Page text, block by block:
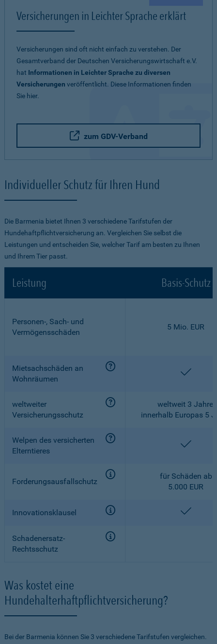
Versicherungen in Leichter Sprache erklärt
Versicherungen sind oft nicht einfach zu verstehen. Der
Gesamtverband der Deutschen Versicherungswirtschaft e.V.
hat Informationen in Leichter Sprache zu diversen
Versicherungen veröffentlicht. Diese Informationen finden
Sie hier.
zum GDV-Verband
Individueller Schutz für Ihren Hund
Die Barmenia bietet Ihnen 3 verschiedene Tarifstufen der
Hundehaftpflichtversicherung an. Vergleichen Sie selbst die
Leistungen und entscheiden Sie, welcher Tarif am besten zu Ihnen
und Ihrem Tier passt.
Leistung Basis-Schutz
Personen-, Sach- und
Vermögensschäden
5 Mio. EUR
Mietsachschäden an
Wohnräumen
weltweiter
Versicherungsschutz
weltweit 3 Jahre,
innerhalb Europas 5
Welpen des versicherten
Elterntieres
Forderungsausfallschutz
für Schäden ab
5.000 EUR
Innovationsklausel
Schadenersatz-
Rechtsschutz
Was kostet eine
Hundehalterhaftpflichtversicherung?
Bei der Barmenia können Sie 3 verschiedene Tarifstufen vergleichen.